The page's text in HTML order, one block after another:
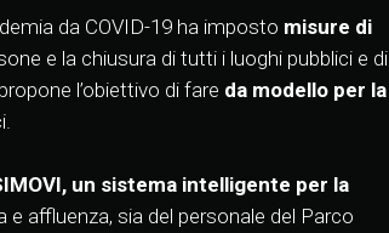
da COVID-19 ha imposto misure di
e la chiusura di tutti i luoghi pubblici e di
l’obiettivo di fare da modello per la
un sistema intelligente per la
e affluenza, sia del personale del Parco